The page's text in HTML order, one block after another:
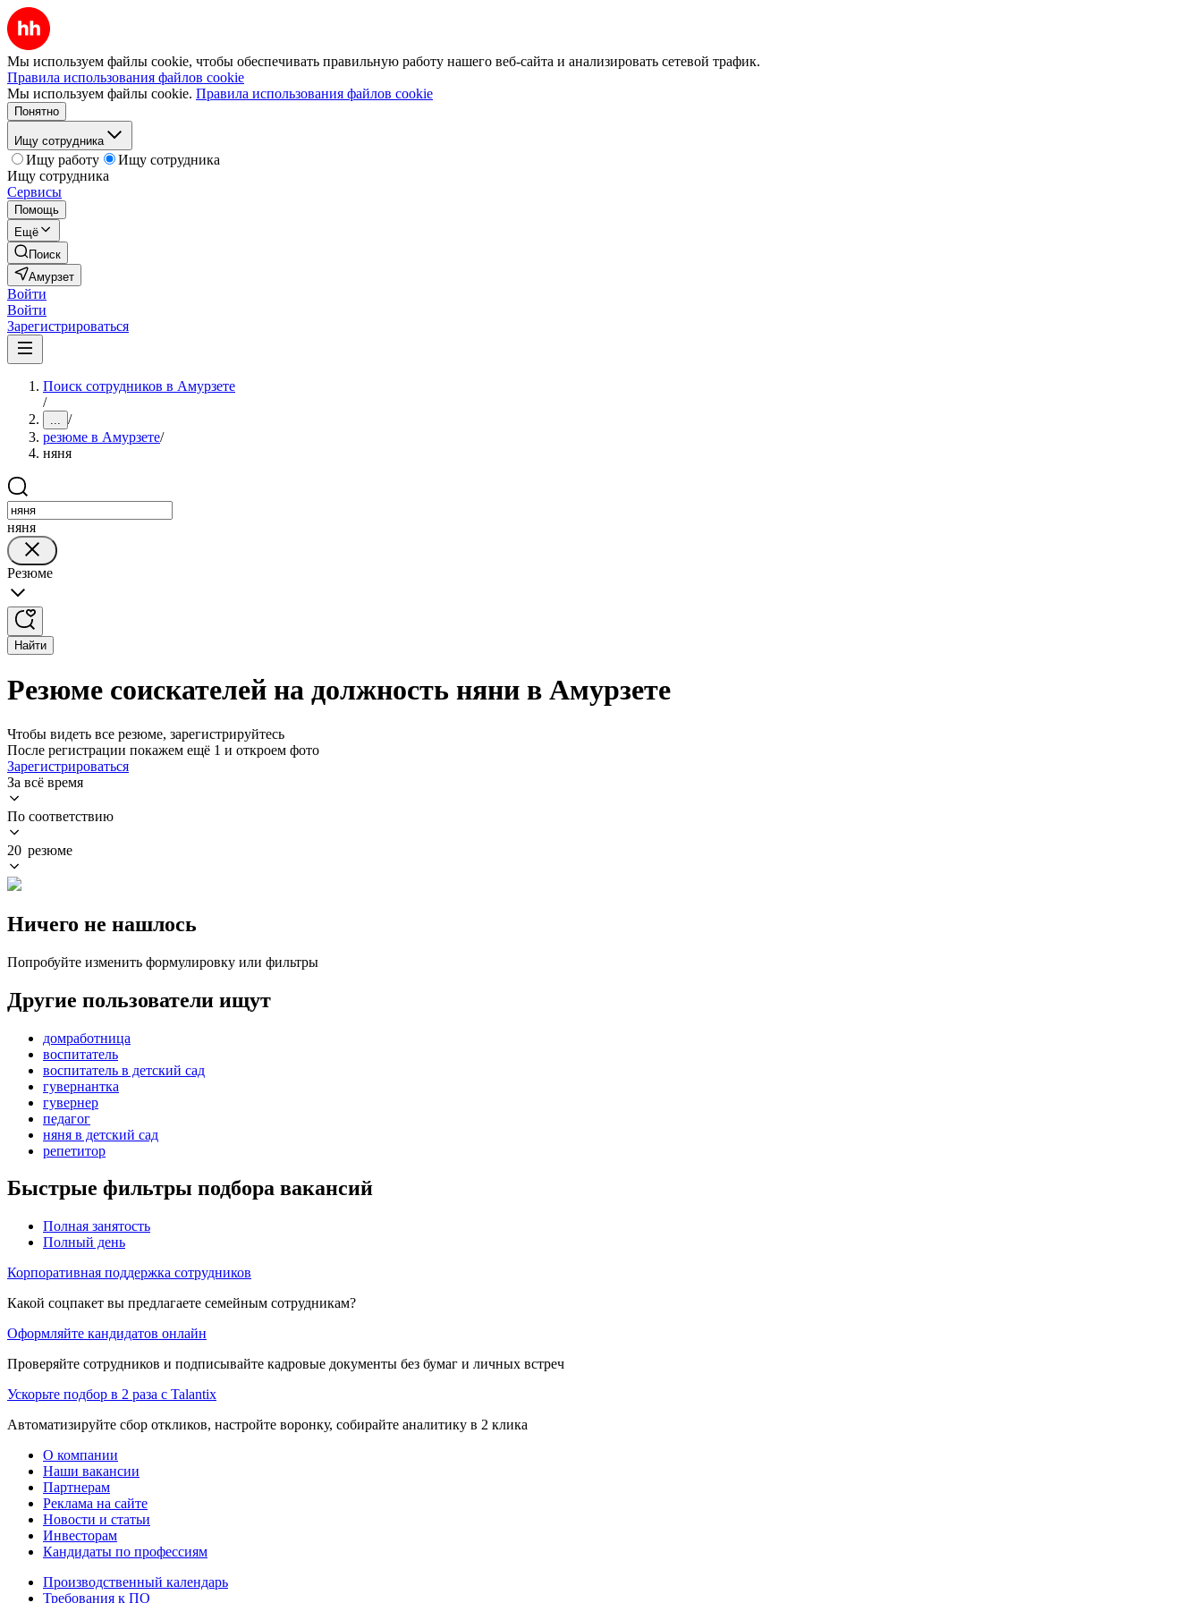
Мы используем файлы cookie, чтобы обеспечивать правильную работу нашего веб-сайта и анализировать сетевой трафик.
Правила использования файлов cookie
Мы используем файлы cookie. Правила использования файлов cookie
Понятно
Ищу сотрудника
Ищу работу
Ищу сотрудника
Ищу сотрудника
Сервисы
Помощь
Ещё
Поиск
Амурзет
Войти
Войти
Зарегистрироваться
Поиск сотрудников в Амурзете
/
... /
резюме в Амурзете/
няня
няня
Резюме
Найти
Резюме соискателей на должность няни в Амурзете
Чтобы видеть все резюме, зарегистрируйтесь
После регистрации покажем ещё 1 и откроем фото
Зарегистрироваться
За всё время
По соответствию
20 резюме
Ничего не нашлось
Попробуйте изменить формулировку или фильтры
Другие пользователи ищут
домработница
воспитатель
воспитатель в детский сад
гувернантка
гувернер
педагог
няня в детский сад
репетитор
Быстрые фильтры подбора вакансий
Полная занятость
Полный день
Корпоративная поддержка сотрудников
Какой соцпакет вы предлагаете семейным сотрудникам?
Оформляйте кандидатов онлайн
Проверяйте сотрудников и подписывайте кадровые документы без бумаг и личных встреч
Ускорьте подбор в 2 раза с Talantix
Автоматизируйте сбор откликов, настройте воронку, собирайте аналитику в 2 клика
О компании
Наши вакансии
Партнерам
Реклама на сайте
Новости и статьи
Инвесторам
Кандидаты по профессиям
Производственный календарь
Требования к ПО